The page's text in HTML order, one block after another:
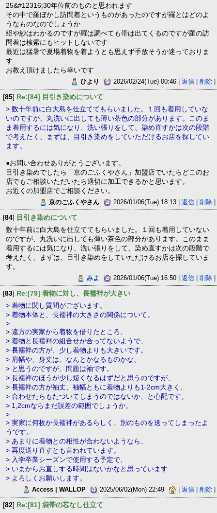
25&#12316;30年位前のものと思われます
その中で羅ぼかし訪問着というものがあったのですが羅とはどのよ
うなものなのでしょうか
絽や紗はわかるのですが羅は調べても帯は出てくるのですが羅の訪
問着は検索にもヒットしないです
最近は猛暑で夏場着物を着ようとも思えず手放そうか迷っておりま
す
お教え頂けましたら幸いです
ひより 2026/02/24(Tue) 00:46 |返信 |削除
[85] Re:[84] 目引き染めについて
> 数十年前に白大島を仕立ててもらいました。１回も着用していな
いのですが、丸洗いに出しても薄い茶色の部分があります。このま
ま着用するには気になり、洗い張りをして、染め直すかは次の段階
で考えたく、まずは、目引き染めをしていただけるお店を探してい
ます。
●お問い合わせありがとうございます。
目引き染めでしたら「京のごふくやさん」加盟店でいたらどこのお
店でもご相談いただいたら適切に加工できるかと思います。
お近くの加盟店でご相談ください。
京のごふくやさん 2026/01/06(Tue) 18:13 |返信 |削除
[84] 目引き染めについて
数十年前に白大島を仕立ててもらいました。１回も着用していない
のですが、丸洗いに出しても薄い茶色の部分があります。このまま
着用するには気になり、洗い張りをして、染め直すかは次の段階で
考えたく、まずは、目引き染めをしていただけるお店を探していま
す。
みよ 2026/01/06(Tue) 16:50 |返信 |削除
[83] Re:[79] 着物に対し、長襦袢が大きい
> 着物に関し質問がございます。
> 着物本体と、長襦袢の大きさの関係について。
>
> 遠方の実家から着物を借りたところ、
> 着物と長襦袢の組合せが合ってないようで、
> 長襦袢の方が、少し着物よりも大きいです。
> 肩幅や、身丈は、なんとかなるものかな、
> と思うのですが、問題は袖です。
> 長襦袢のほうが少し短くなるはずだと思うのですが、
> 長襦袢の方が袖丈、袖幅ともに着物よりも1-2cm大きく、
> 合わせたらもたついてしまうのではないか、と心配です。
> 1,2cmならまだ誤差の範囲でしょうか。
>
> 実家に何枚か長襦袢があるらしく、別のものを送ってしまったよ
うです。
> あまりに着物との相性が合わないようなら、
> 再度送り直すとも言われています。
> 入学卒業シーズンで使用する予定で、
> いまからお直しする時間はないかなと思っています…
> よろしくお願いします。
Access | WALLOP 2025/06/02(Mon) 22:49 |返信 |削除
[82] Re:[81] 袋帯の芯なし仕立て